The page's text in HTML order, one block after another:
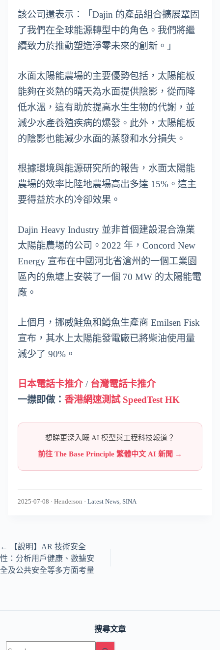
該公司還表示：「Dajin 的產品組合擴展鞏固
了我們在全球能源轉型中的角色。我們將繼
續致力於推動塑造淨零未來的創新。」
水面太陽能農場的主要優勢包括，太陽能板
能夠在炎熱的晴天為水面提供陰影，從而降
低水溫，這有助於提高水生生物的代謝，並
減少水產養殖疾病的爆發。此外，太陽能板
的陰影也能減少水面的蒸發和水分損失。
根據環境與能源研究所的報告，水面太陽能
農場的效率比陸地農場高出多達 15%。這主
要得益於水的冷卻效果。
Dajin Heavy Industry 並非首個建設混合漁業
太陽能農場的公司。2022 年，Concord New
Energy 宣布在中國河北省滄州的一個工業園
區內的魚塘上安裝了一個 70 MW 的太陽能電
廠。
上個月，挪威鮭魚和鱒魚生產商 Emilsen Fisk
宣布，其水上太陽能發電廠已將柴油使用量
減少了 90%。
日本電話卡推介/ 台灣電話卡推介
一㩒即做： 香港網速測試 SpeedTest HK
想睇更深入嘅 AI 模型與工程科技報道？
前往 The Base Principle 繁體中文 AI 新聞 →
2025-07-08 · Henderson · Latest News SINA
←
【說明】AR 技術安全
性：分析用戶健康、數據安
全及公共安全等多方面考量
搜尋文章